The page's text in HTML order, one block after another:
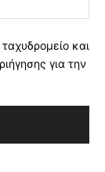
και
για την